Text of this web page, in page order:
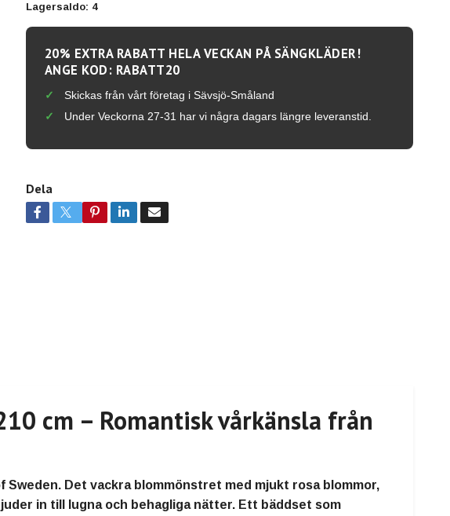
Lagersaldo: 4
20% EXTRA RABATT HELA VECKAN PÅ SÄNGKLÄDER!
ANGE KOD: RABATT20
Skickas från vårt företag i Sävsjö-Småland
Under Veckorna 27-31 har vi några dagars längre leveranstid.
Dela
cm – Romantisk vårkänsla från
Det vackra blommönstret med mjukt rosa blommor,
in till lugna och behagliga nätter. Ett bäddset som